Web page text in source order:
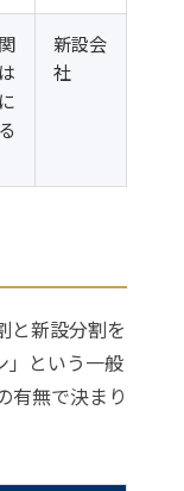
新設会
社
と新設分割を
」という一般
有無で決まり